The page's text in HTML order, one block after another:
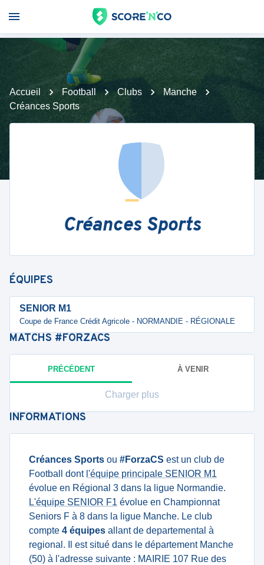
Accueil Football Clubs
Manche
Créances Sports
Créances Sports
ÉQUIPES
SENIOR M1
Coupe de France Crédit Agricole - NORMANDIE - RÉGIONALE
MATCHS #FORZACS
PRÉCÉDENT À VENIR
Charger plus
INFORMATIONS
Créances Sports ou #ForzaCS est un club de
Football dont l'équipe principale SENIOR M1
évolue en Régional 3 dans la ligue Normandie.
L'équipe SENIOR F1 évolue en Championnat
Seniors F à 8 dans la ligue Manche. Le club
compte 4 équipes allant de departemental à
regional. Il est situé dans le département Manche
(50) à l'adresse suivante : MAIRIE 107 Rue des